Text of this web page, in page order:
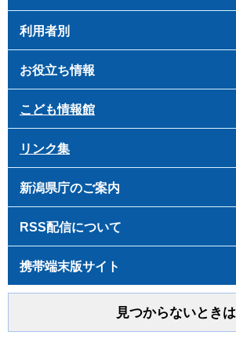
利用者別
お役立ち情報
こども情報館
リンク集
新潟県庁のご案内
RSS配信について
携帯端末版サイト
見つからないときは